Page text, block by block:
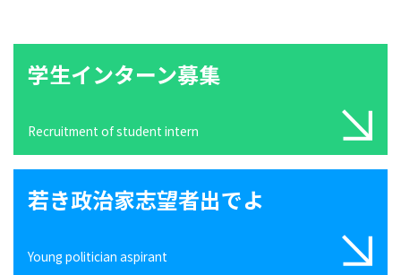
学生インターン募集
Recruitment of student intern
若き政治家志望者出でよ
Young politician aspirant